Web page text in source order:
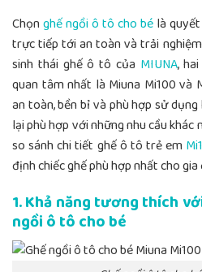
Chọnghế ngồi ô tô cho bé là
trực tiếp tới an toàn và trải
sinh thái ghế ô tô của MIUNA,
quan tâm nhất là Miuna Mi100 và
an toàn, bền bỉ và phù hợp sử
lại phù hợp với những nhu cầu khác
so sánh chi tiết ghế ô tô trẻ em
định chiếc ghế phù hợp nhất cho gia
1. Khả năng tương thích
ngồi ô tô cho bé